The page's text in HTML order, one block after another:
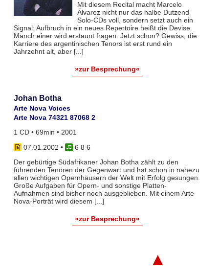
Mit diesem Recital macht Marcelo
Álvarez nicht nur das halbe Dutzend
Solo-CDs voll, sondern setzt auch ein
Signal: Aufbruch in ein neues Repertoire heißt die Devise.
Manch einer wird erstaunt fragen: Jetzt schon? Gewiss, die
Karriere des argentinischen Tenors ist erst rund ein
Jahrzehnt alt, aber [...]
»zur Besprechung«
Johan Botha
Arte Nova Voices
Arte Nova 74321 87068 2
1 CD • 69min • 2001
07.01.2002 •
6 8 6
Der gebürtige Südafrikaner Johan Botha zählt zu den
führenden Tenören der Gegenwart und hat schon in nahezu
allen wichtigen Opernhäusern der Welt mit Erfolg gesungen.
Große Aufgaben für Opern- und sonstige Platten-
Aufnahmen sind bisher noch ausgeblieben. Mit einem Arte
Nova-Porträt wird diesem [...]
»zur Besprechung«
▲